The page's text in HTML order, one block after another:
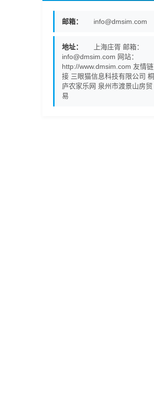
邮箱： info@dmsim.com
地址：
上海庄胥 邮箱：
info@dmsim.com 网站：
http://www.dmsim.com 友情链
接 三眼猫信息科技有限公司 桐
庐农家乐网 泉州市渡景山房贸
易